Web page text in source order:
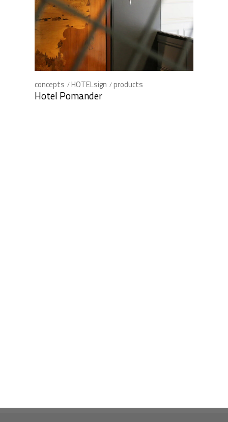
concepts HOTELsign products
Hotel Pomander